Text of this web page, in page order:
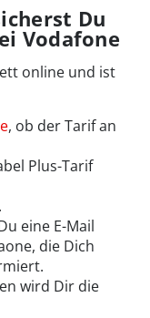
Du
Vodafone
online und ist
, ob der Tarif an
Plus-Tarif
eine E-Mail
die Dich
wird Dir die